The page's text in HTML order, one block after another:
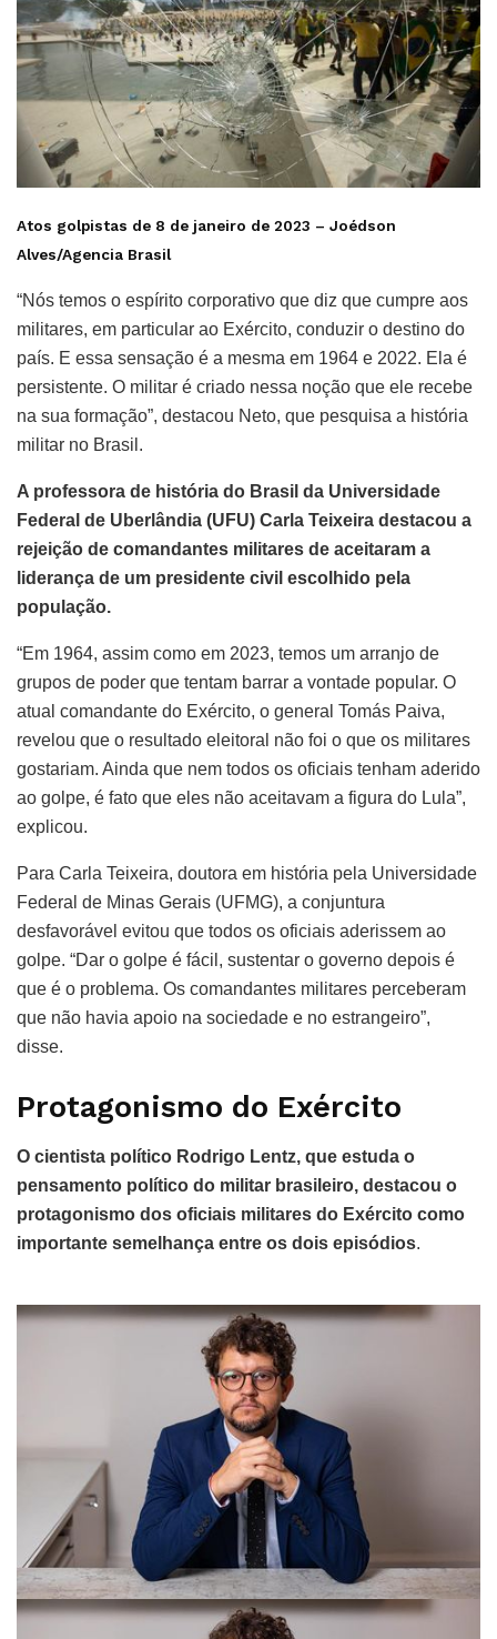
Atos golpistas de 8 de janeiro de 2023 – Joédson
Alves/Agencia Brasil
“Nós temos o espírito corporativo que diz que cumpre aos
militares, em particular ao Exército, conduzir o destino do
país. E essa sensação é a mesma em 1964 e 2022. Ela é
persistente. O militar é criado nessa noção que ele recebe
na sua formação”, destacou Neto, que pesquisa a história
militar no Brasil.
A professora de história do Brasil da Universidade
Federal de Uberlândia (UFU) Carla Teixeira destacou a
rejeição de comandantes militares de aceitaram a
liderança de um presidente civil escolhido pela
população.
“Em 1964, assim como em 2023, temos um arranjo de
grupos de poder que tentam barrar a vontade popular. O
atual comandante do Exército, o general Tomás Paiva,
revelou que o resultado eleitoral não foi o que os militares
gostariam. Ainda que nem todos os oficiais tenham aderido
ao golpe, é fato que eles não aceitavam a figura do Lula”,
explicou.
Para Carla Teixeira, doutora em história pela Universidade
Federal de Minas Gerais (UFMG), a conjuntura
desfavorável evitou que todos os oficiais aderissem ao
golpe. “Dar o golpe é fácil, sustentar o governo depois é
que é o problema. Os comandantes militares perceberam
que não havia apoio na sociedade e no estrangeiro”,
disse.
Protagonismo do Exército
O cientista político Rodrigo Lentz, que estuda o
pensamento político do militar brasileiro, destacou o
protagonismo dos oficiais militares do Exército como
importante semelhança entre os dois episódios.